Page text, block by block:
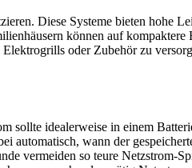
Diese Systeme bieten hohe
können auf
oder Zubehör zu
sollte idealerweise in einem
automatisch, wann der
vermeiden so teure Netzstrom-